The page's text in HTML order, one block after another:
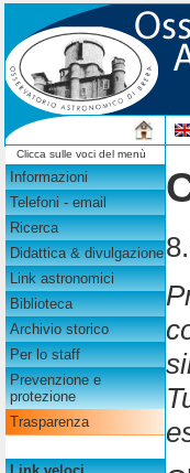
Clicca sulle voci del menù
Informazioni
Telefoni - email
Ricerca
Didattica & divulgazione
Link astronomici
Biblioteca
Archivio storico
Per lo staff
Prevenzione e
protezione
Trasparenza